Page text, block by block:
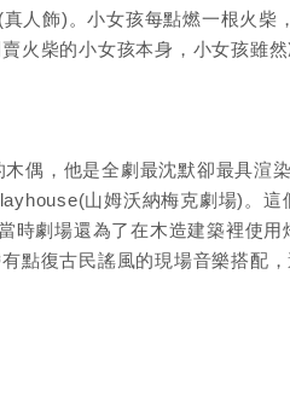
人飾)。小女孩每點燃一根火
柴的小女孩本身，小女孩雖
，他是全劇最沈默卻最具渲
山姆沃納梅克劇場)。
劇場還為了在木造建築裡使
點復古民謠風的現場音樂搭配